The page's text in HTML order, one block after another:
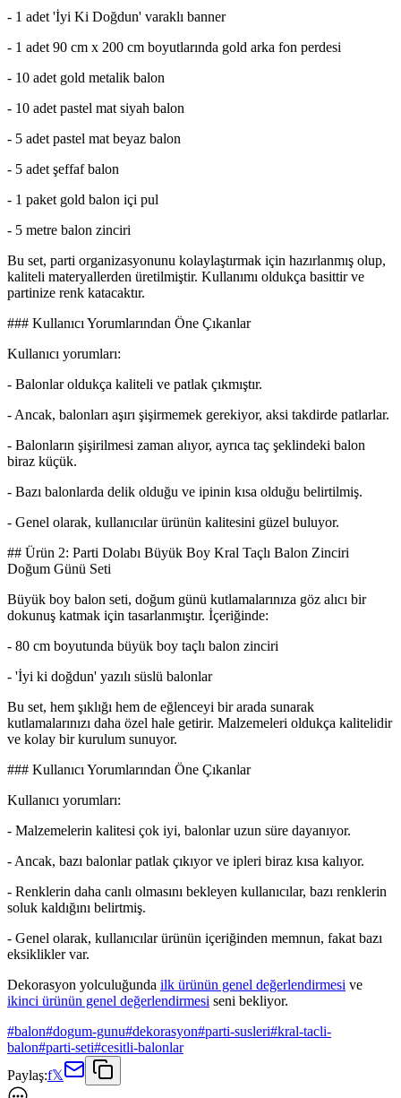
- 1 adet 'İyi Ki Doğdun' varaklı banner
- 1 adet 90 cm x 200 cm boyutlarında gold arka fon perdesi
- 10 adet gold metalik balon
- 10 adet pastel mat siyah balon
- 5 adet pastel mat beyaz balon
- 5 adet şeffaf balon
- 1 paket gold balon içi pul
- 5 metre balon zinciri
Bu set, parti organizasyonunu kolaylaştırmak için hazırlanmış olup,
kaliteli materyallerden üretilmiştir. Kullanımı oldukça basittir ve
partinize renk katacaktır.
### Kullanıcı Yorumlarından Öne Çıkanlar
Kullanıcı yorumları:
- Balonlar oldukça kaliteli ve patlak çıkmıştır.
- Ancak, balonları aşırı şişirmemek gerekiyor, aksi takdirde patlarlar.
- Balonların şişirilmesi zaman alıyor, ayrıca taç şeklindeki balon
biraz küçük.
- Bazı balonlarda delik olduğu ve ipinin kısa olduğu belirtilmiş.
- Genel olarak, kullanıcılar ürünün kalitesini güzel buluyor.
## Ürün 2: Parti Dolabı Büyük Boy Kral Taçlı Balon Zinciri
Doğum Günü Seti
Büyük boy balon seti, doğum günü kutlamalarınıza göz alıcı bir
dokunuş katmak için tasarlanmıştır. İçeriğinde:
- 80 cm boyutunda büyük boy taçlı balon zinciri
- 'İyi ki doğdun' yazılı süslü balonlar
Bu set, hem şıklığı hem de eğlenceyi bir arada sunarak
kutlamalarınızı daha özel hale getirir. Malzemeleri oldukça kalitelidir
ve kolay bir kurulum sunuyor.
### Kullanıcı Yorumlarından Öne Çıkanlar
Kullanıcı yorumları:
- Malzemelerin kalitesi çok iyi, balonlar uzun süre dayanıyor.
- Ancak, bazı balonlar patlak çıkıyor ve ipleri biraz kısa kalıyor.
- Renklerin daha canlı olmasını bekleyen kullanıcılar, bazı renklerin
soluk kaldığını belirtmiş.
- Genel olarak, kullanıcılar ürünün içeriğinden memnun, fakat bazı
eksiklikler var.
Dekorasyon yolculuğunda ilk ürünün genel değerlendirmesi ve
ikinci ürünün genel değerlendirmesi seni bekliyor.
#balon#dogum-gunu#dekorasyon#parti-susleri#kral-tacli-
balon#parti-seti#cesitli-balonlar
Paylaş:f𝕏